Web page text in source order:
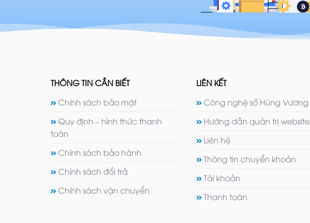
THÔNG TIN CẦN BIẾT
Chính sách bảo mật
Quy định – hình thức thanh
toán
Chính sách bảo hành
Chính sách đổi trả
Chính sách vận chuyển
LIÊN KẾT
Công nghệ số Hùng Vương
Hướng dẫn quản trị website
Liên hệ
Thông tin chuyển khoản
Tài khoản
Thanh toán